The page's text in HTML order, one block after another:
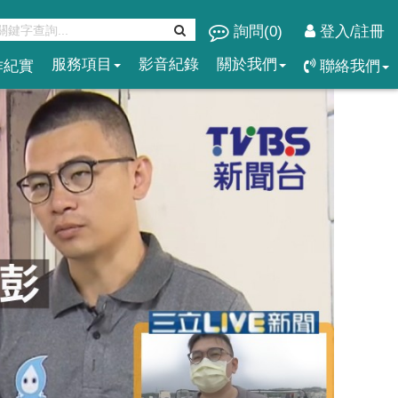
詢問(0) 登入/註冊
紀實 服務項目 影音紀錄 關於我們 聯絡我們